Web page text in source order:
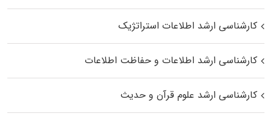
کارشناسی ارشد اطلاعات استراتژیک
کارشناسی ارشد اطلاعات و حفاظت اطلاعات
کارشناسی ارشد علوم قرآن و حدیث